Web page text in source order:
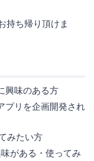
持ち帰り頂けま
興味のある方
プリを企画開発され
みたい方
がある・使ってみ